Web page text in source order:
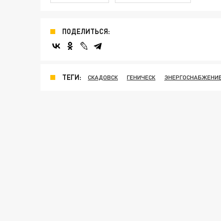
ПОДЕЛИТЬСЯ:
ТЕГИ: СКАДОВСК ГЕНИЧЕСК